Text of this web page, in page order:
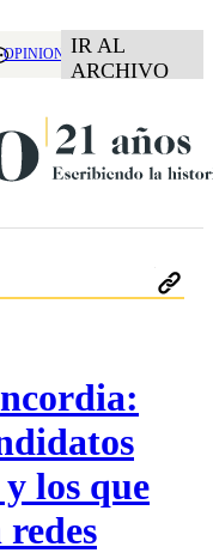
OPINION IR AL
ARCHIVO
los que
redes